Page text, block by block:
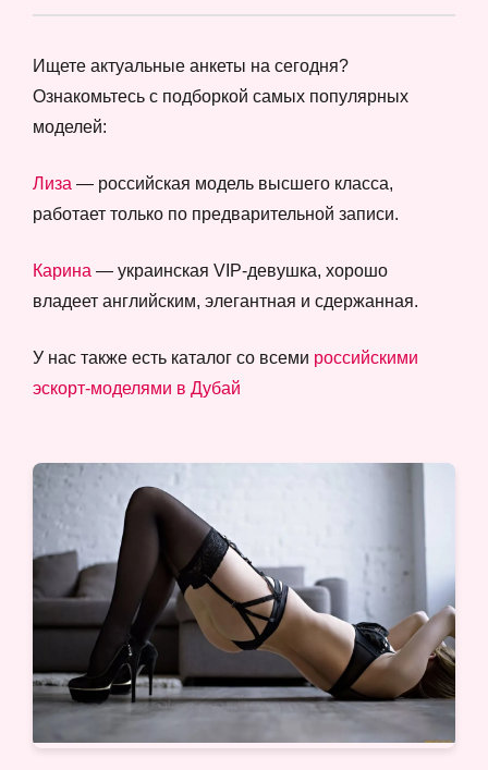
Ищете актуальные анкеты на сегодня?
Ознакомьтесь с подборкой самых популярных
моделей:
Лиза — российская модель высшего класса,
работает только по предварительной записи.
Карина — украинская VIP-девушка, хорошо
владеет английским, элегантная и сдержанная.
У нас также есть каталог со всеми российскими
эскорт-моделями в Дубай